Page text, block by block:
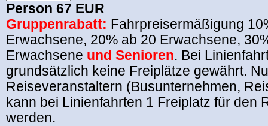
Person 67 EUR
Gruppenrabatt: Fahrpreisermäßigung
Erwachsene, 20% ab 20 Erwachsene,
Erwachsene und Senioren. Bei
grundsätzlich keine Freiplätze gewährt.
Reiseveranstaltern (Busunternehmen,
kann bei Linienfahrten 1 Freiplatz für den
werden.